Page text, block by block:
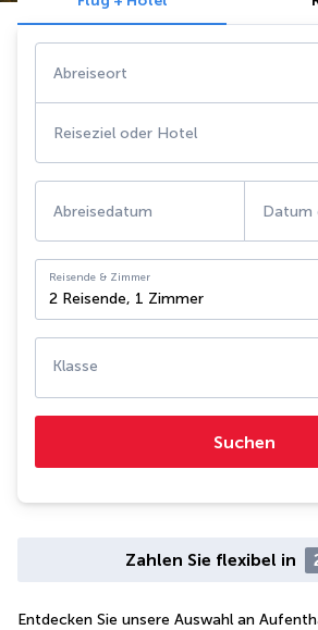
Abreiseort
Reiseziel oder Hotel
Abreisedatum Datum
Reisende & Zimmer
2 Reisende, 1 Zimmer
Klasse
Suchen
Zahlen Sie flexibel in
Entdecken Sie unsere Auswahl an